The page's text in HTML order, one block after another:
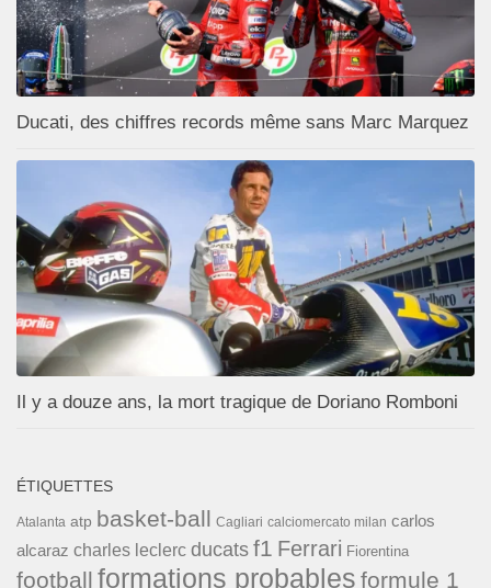
Ducati, des chiffres records même sans Marc Marquez
Il y a douze ans, la mort tragique de Doriano Romboni
ÉTIQUETTES
Atalanta atp basket-ball Cagliari calciomercato milan carlos
alcaraz charles leclerc ducats f1 Ferrari Fiorentina
football formations probables formule 1